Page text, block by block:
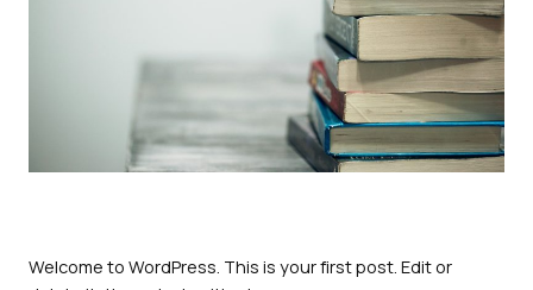
Welcome to WordPress. This is your first post. Edit or